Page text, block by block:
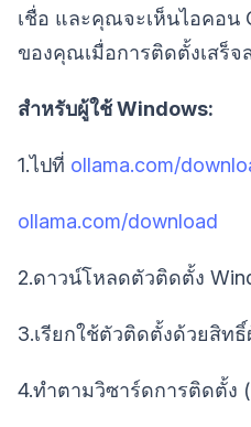
เชื่อ และคุณจะเห็นไอคอน
ของคุณเมื่อการติดตั้งเสร็
สำหรับผู้ใช้ Windows:
1.ไปที่ ollama.com/
ollama.com/download
2.ดาวน์โหลดตัวติดตั้ง
3.เรียกใช้ตัวติดตั้งด้วยสิท
4.ทำตามวิซาร์ดการติดตั้ง